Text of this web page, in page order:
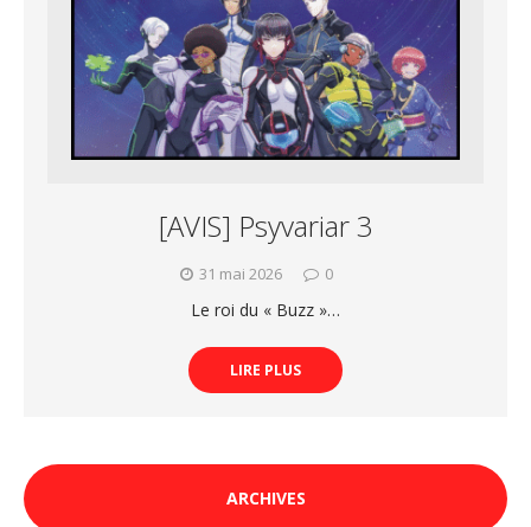
[AVIS] Psyvariar 3
31 mai 2026 0
Le roi du « Buzz »…
LIRE PLUS
ARCHIVES